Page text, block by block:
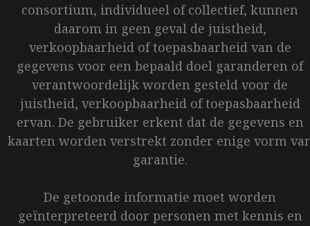
consortium, individueel of collectief, kunnen
daarom in geen geval de juistheid,
verkoopbaarheid of toepasbaarheid van de
gegevens voor een bepaald doel garanderen of
verantwoordelijk worden gesteld voor de
juistheid, verkoopbaarheid of toepasbaarheid
ervan. De gebruiker erkent dat de gegevens en
kaarten worden verstrekt zonder enige vorm
garantie.
De getoonde informatie moet worden
geïnterpreteerd door personen met kennis en